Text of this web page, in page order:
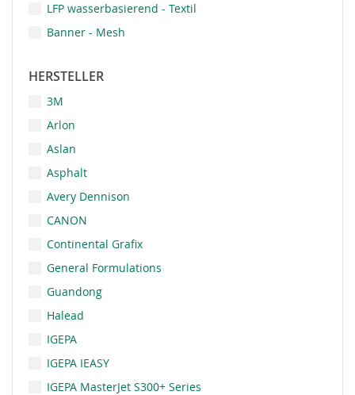
LFP wasserbasierend - Textil
Banner - Mesh
HERSTELLER
3M
Arlon
Aslan
Asphalt
Avery Dennison
CANON
Continental Grafix
General Formulations
Guandong
Halead
IGEPA
IGEPA IEASY
IGEPA MasterJet S300+ Series